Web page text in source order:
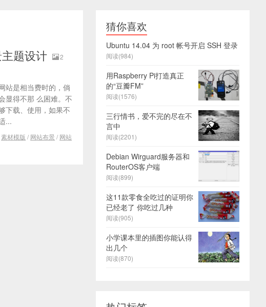
题设计
2
站是相当费时的，倘
显得不那 么困难。不
下载、使用，如果不
...
素材模版 / 网站布景 / 网站
猜你喜欢
Ubuntu 14.04 为 root 帐号开启 SSH 登录
阅读(984)
用Raspberry Pi打造真正
的“豆瓣FM”
阅读(1576)
三行情书，爱不完的尽在不
言中
阅读(2201)
Debian Wirguard服务器和
RouterOS客户端
阅读(899)
这11款零食全吃过的证明你
已经老了 你吃过几种
阅读(905)
小学课本里的插图你能认得
出几个
阅读(870)